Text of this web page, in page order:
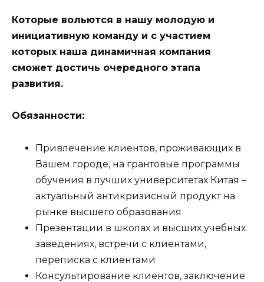
Которые вольются в нашу молодую и
инициативную команду и с участием
которых наша динамичная компания
сможет достичь очередного этапа
развития.
Обязанности:
Привлечение клиентов, проживающих в
Вашем городе, на грантовые программы
обучения в лучших университетах Китая –
актуальный антикризисный продукт на
рынке высшего образования
Презентации в школах и высших учебных
заведениях, встречи с клиентами,
переписка с клиентами
Консультирование клиентов, заключение